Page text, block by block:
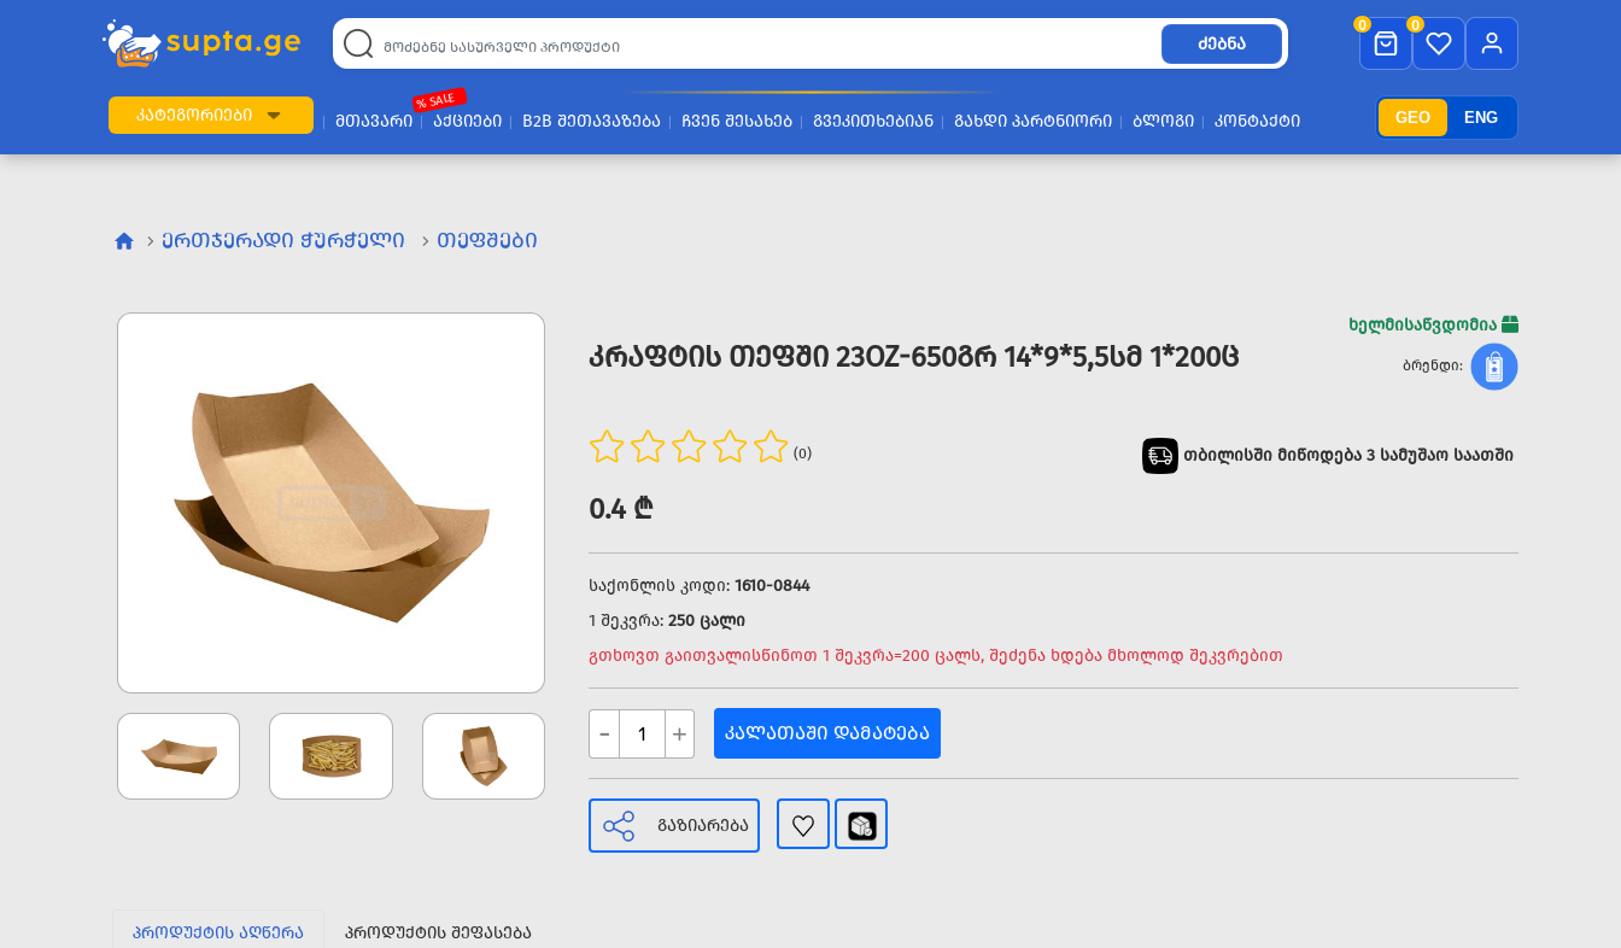
GEO ENG
ᲫᲔᲑᲜᲐ
0 0
ᲙᲐᲢᲔᲒᲝᲠᲘᲔᲑᲘ ᲛᲗᲐᲕᲐᲠᲘ ᲐᲥᲪᲘᲔᲑᲘ
% SALE
B2B ᲨᲔᲗᲐᲕᲐᲖᲔᲑᲐ ᲩᲕᲔᲜ ᲨᲔᲡᲐᲮᲔᲑ ᲒᲕᲔᲙᲘᲗᲮᲔᲑᲘᲐᲜ ᲒᲐᲮᲓᲘ ᲞᲐᲠᲢᲜᲘᲝᲠᲘ ᲑᲚᲝᲒᲘ ᲙᲝᲜᲢᲐᲥᲢᲘ
ᲔᲠᲗᲯᲔᲠᲐᲓᲘ ᲭᲣᲠᲭᲔᲚᲘ ᲗᲔᲤᲨᲔᲑᲘ
ᲙᲠᲐᲤᲢᲘᲡ ᲗᲔᲤᲨᲘ 23OZ-650ᲒᲠ 14*9*5,5ᲡᲛ 1*200Ც
ხელმისაწვდომია
ბრენდი:
(0)
0.4 ₾
თბილისში მიწოდება 3 სამუშაო საათში
საქონლის კოდი:1610-0844
1 შეკვრა:250 ცალი
გთხოვთ გაითვალისწინოთ 1 შეკვრა=200 ცალს, შეძენა ხდება მხოლოდ შეკვრებით
- + ᲙᲐᲚᲐᲗᲐᲨᲘ ᲓᲐᲛᲐᲢᲔᲑᲐ
ᲒᲐᲖᲘᲐᲠᲔᲑᲐ
ᲞᲠᲝᲓᲣᲥᲢᲘᲡ ᲐᲦᲬᲔᲠᲐ ᲞᲠᲝᲓᲣᲥᲢᲘᲡ ᲨᲔᲤᲐᲡᲔᲑᲐ